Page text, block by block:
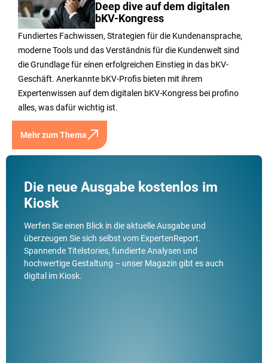
Deep dive auf dem digitalen
bKV-Kongress
Fundiertes Fachwissen, Strategien für die Kundenansprache,
moderne Tools und das Verständnis für die Kundenwelt sind
die Grundlage für einen erfolgreichen Einstieg in das bKV-
Geschäft. Anerkannte bKV-Profis bieten mit ihrem
Expertenwissen auf dem digitalen bKV-Kongress bei profino
alles, was dafür wichtig ist.
Mehr zum Thema
Die neue Ausgabe kostenlos im
Kiosk
Werfen Sie einen Blick in die aktuelle Ausgabe und
überzeugen Sie sich selbst vom ExpertenReport.
Spannende Titelstories, fundierte Analysen und
hochwertige Gestaltung – unser Magazin gibt es auch
digital im Kiosk.